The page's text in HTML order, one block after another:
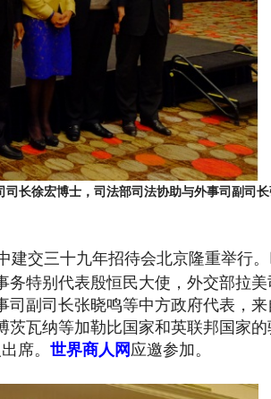
长徐宏博士，司法部司法协助与外事司副司
建交三十九年招待会北京隆重举行
务特别代表殷恒民大使，外交部拉美
副司长张晓鸣等中方政府代表，来
瓦纳等加勒比国家和英联邦国家的
席。 世界商人网 应邀参加。